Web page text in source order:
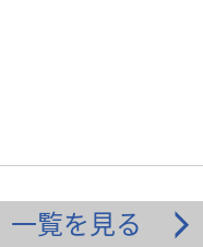
一覧を見る